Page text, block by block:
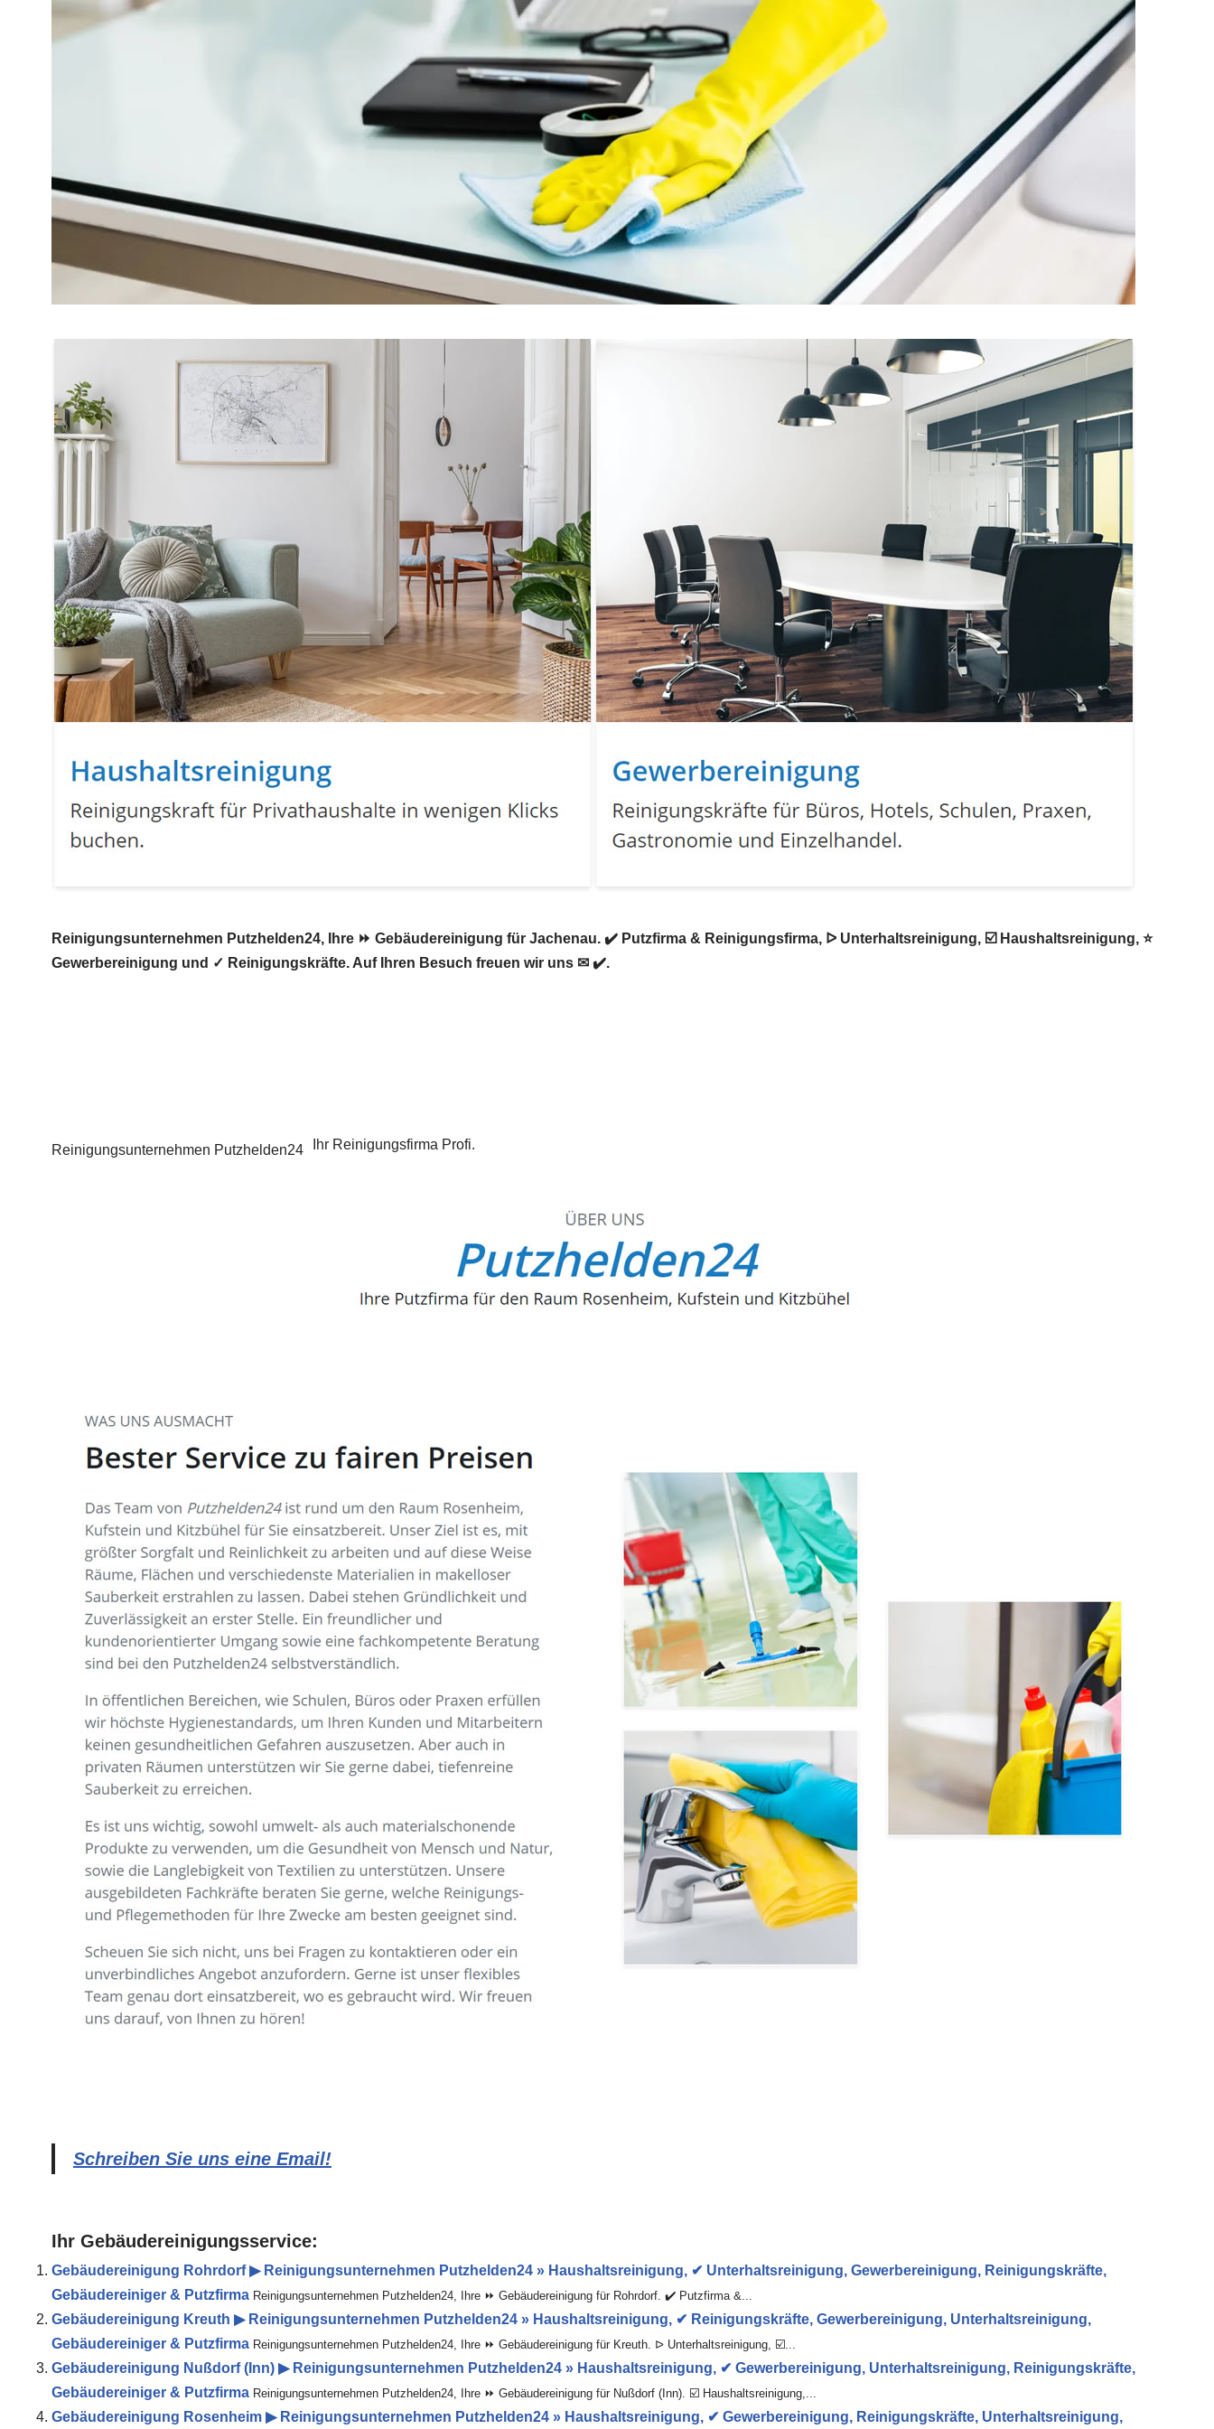
Reinigungsunternehmen Putzhelden24, Ihre ⏩ Gebäudereinigung für Jachenau. ✔️ Putzfirma & Reinigungsfirma, ᐅ Unterhaltsreinigung, ☑️ Haushaltsreinigung, ⭐
Gewerbereinigung und ✓ Reinigungskräfte. Auf Ihren Besuch freuen wir uns ✉ ✔️.
Reinigungsunternehmen Putzhelden24 Ihr Reinigungsfirma Profi.
Schreiben Sie uns eine Email!
Ihr Gebäudereinigungsservice:
Gebäudereinigung Rohrdorf ▶︎ Reinigungsunternehmen Putzhelden24 » Haushaltsreinigung, ✔ Unterhaltsreinigung, Gewerbereinigung, Reinigungskräfte,
Gebäudereiniger & Putzfirma Reinigungsunternehmen Putzhelden24, Ihre ⏩ Gebäudereinigung für Rohrdorf. ✔️ Putzfirma &...
Gebäudereinigung Kreuth ▶︎ Reinigungsunternehmen Putzhelden24 » Haushaltsreinigung, ✔ Reinigungskräfte, Gewerbereinigung, Unterhaltsreinigung,
Gebäudereiniger & Putzfirma Reinigungsunternehmen Putzhelden24, Ihre ⏩ Gebäudereinigung für Kreuth. ᐅ Unterhaltsreinigung, ☑️...
Gebäudereinigung Nußdorf (Inn) ▶︎ Reinigungsunternehmen Putzhelden24 » Haushaltsreinigung, ✔ Gewerbereinigung, Unterhaltsreinigung, Reinigungskräfte,
Gebäudereiniger & Putzfirma Reinigungsunternehmen Putzhelden24, Ihre ⏩ Gebäudereinigung für Nußdorf (Inn). ☑️ Haushaltsreinigung,...
Gebäudereinigung Rosenheim ▶︎ Reinigungsunternehmen Putzhelden24 » Haushaltsreinigung, ✔ Gewerbereinigung, Reinigungskräfte, Unterhaltsreinigung,